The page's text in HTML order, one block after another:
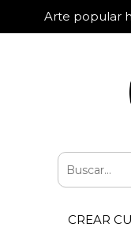
Arte popular
CREAR